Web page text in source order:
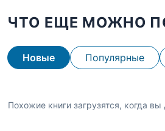
ЧТО ЕЩЕ МОЖНО
Новые Популярные
Похожие книги загрузятся, когда вы